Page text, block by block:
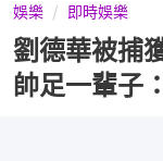
娛樂 即時娛樂
劉德華被捕
帥足一輩子